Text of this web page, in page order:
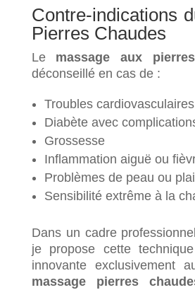
Contre-indications
Pierres Chaudes
Le massage aux
déconseillé en cas de :
Troubles
Diabète avec
Grossesse
Inflammation aiguë ou
Problèmes de peau ou
Sensibilité extrême à la
Dans un cadre
je propose cette
innovante exclusivement
massage pierres